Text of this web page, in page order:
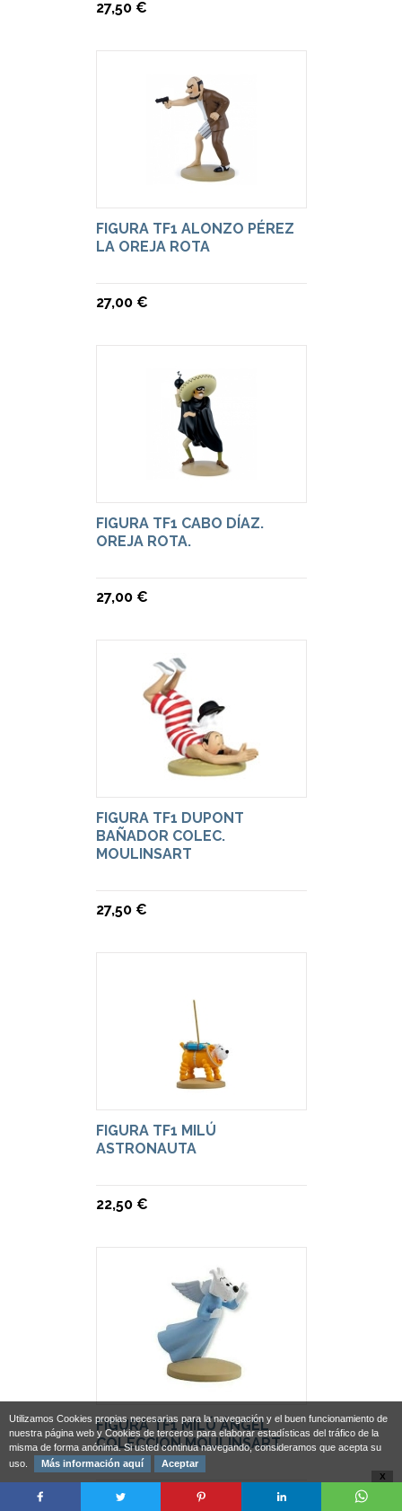
27,50 €
FIGURA TF1 ALONZO PÉREZ
LA OREJA ROTA
27,00 €
FIGURA TF1 CABO DÍAZ.
OREJA ROTA.
27,00 €
FIGURA TF1 DUPONT
BAÑADOR COLEC.
MOULINSART
27,50 €
FIGURA TF1 MILÚ
ASTRONAUTA
22,50 €
FIGURA TF1 MILÚ ÁNGEL
COLECCIÓN MOULINSART
22,50 €
Utilizamos Cookies propias necesarias para la navegación y el buen funcionamiento de
nuestra página web y Cookies de terceros para elaborar estadísticas del tráfico de la
misma de forma anónima. Si usted continua navegando, consideramos que acepta su
uso.
Más información aquí Aceptar
X